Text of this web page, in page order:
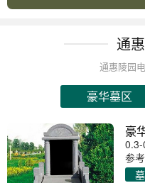
通
通惠陵园
豪华墓区
豪
参考